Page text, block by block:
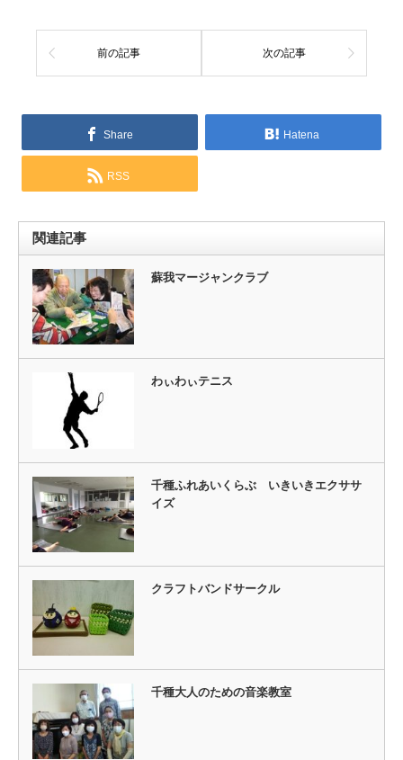
前の記事 次の記事
Share Hatena
RSS
関連記事
蘇我マージャンクラブ
わぃわぃテニス
千種ふれあいくらぶ いきいきエクササ
イズ
クラフトバンドサークル
千種大人のための音楽教室